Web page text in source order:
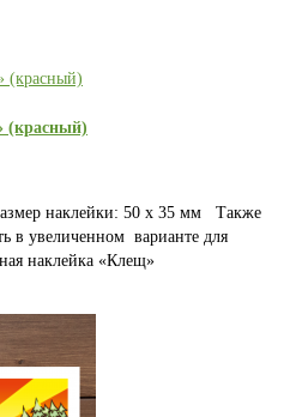
(красный)
наклейки: 50 х 35 мм Также
в увеличенном варианте для
наклейка «Клещ»